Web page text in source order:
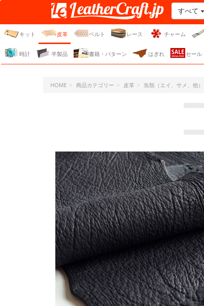
レザークラフト・ドット・
ジェーピー
すべて
キット 皮革 ベルト レース チャーム
時計 半製品 書籍・パターン はぎれ セール
HOME 商品カテゴリー 皮革 魚類（エイ、サメ、他）